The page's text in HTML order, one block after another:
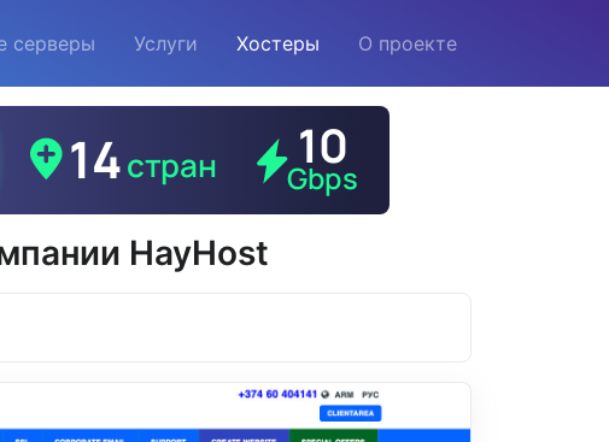
серверы Услуги Хостеры О проекте
HayHost